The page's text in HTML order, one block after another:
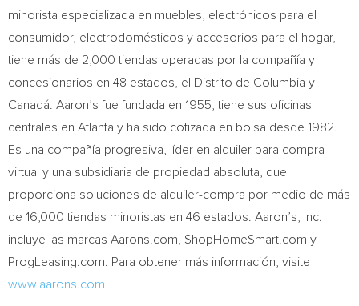
minorista especializada en muebles, electrónicos para el
consumidor, electrodomésticos y accesorios para el hogar,
tiene más de 2,000 tiendas operadas por la compañía y
concesionarios en 48 estados, el Distrito de Columbia y
Canadá. Aaron’s fue fundada en 1955, tiene sus oficinas
centrales en Atlanta y ha sido cotizada en bolsa desde 1982.
Es una compañía progresiva, líder en alquiler para compra
virtual y una subsidiaria de propiedad absoluta, que
proporciona soluciones de alquiler-compra por medio de más
de 16,000 tiendas minoristas en 46 estados. Aaron’s, Inc.
incluye las marcas Aarons.com, ShopHomeSmart.com y
ProgLeasing.com. Para obtener más información, visite
www.aarons.com